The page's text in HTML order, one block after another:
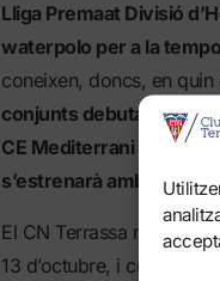
Lliga Premaat Divisió
waterpolo per a la
coneixen, doncs, en
conjunts debutaran a
CE Mediterrani el 6
s’estrenarà amb la
El CN Terrassa masculí
13 d’octubre, i